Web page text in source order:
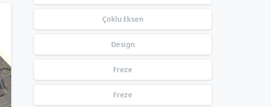
Çoklu Eksen
Design
Freze
Freze